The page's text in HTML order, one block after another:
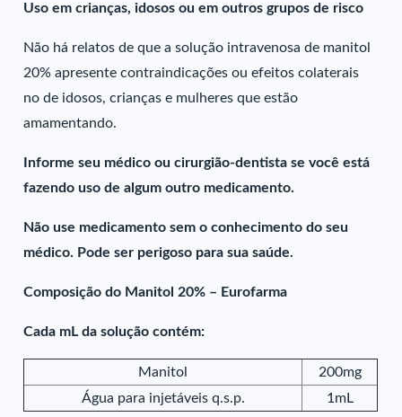
Uso em crianças, idosos ou em outros grupos de risco
Não há relatos de que a solução intravenosa de manitol
20% apresente contraindicações ou efeitos colaterais
no de idosos, crianças e mulheres que estão
amamentando.
Informe seu médico ou cirurgião-dentista se você está
fazendo uso de algum outro medicamento.
Não use medicamento sem o conhecimento do seu
médico. Pode ser perigoso para sua saúde.
Composição do Manitol 20% – Eurofarma
Cada mL da solução contém:
Manitol
200mg
Água para injetáveis q.s.p.
1mL